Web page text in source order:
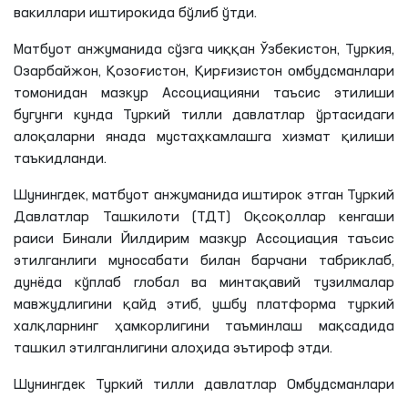
вакиллари иштирокида бўлиб ўтди.
Матбуот анжуманида сўзга чиққан Ўзбекистон, Туркия,
Озарбайжон, Қозоғистон, Қирғизистон омбудсманлари
томонидан мазкур Ассоциацияни таъсис этилиши
бугунги кунда Туркий тилли давлатлар ўртасидаги
алоқаларни янада мустаҳкамлашга хизмат қилиши
таъкидланди.
Шунингдек, матбуот анжуманида иштирок этган Туркий
Давлатлар Ташкилоти (ТДТ) Оқсоқоллар кенгаши
раиси
Бинали Йилдирим мазкур Ассоциация таъсис
этилганлиги муносабати билан барчани табриклаб,
дунёда кўплаб глобал ва минтақавий тузилмалар
мавжудлигини қайд этиб, ушбу платформа туркий
халқларнинг ҳамкорлигини таъминлаш мақсадида
ташкил этилганлигини алоҳида эътироф этди.
Шунингдек Туркий тилли давлатлар Омбудсманлари